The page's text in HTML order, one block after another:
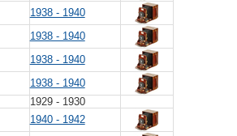
1938 - 1940
1938 - 1940
1938 - 1940
1938 - 1940
1929 - 1930
1940 - 1942